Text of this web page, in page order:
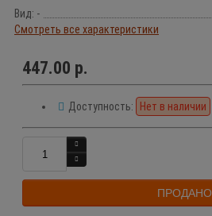
Вид: -
Смотреть все характеристики
447.00 р.
Доступность: Нет в наличии
ПРОДАНО